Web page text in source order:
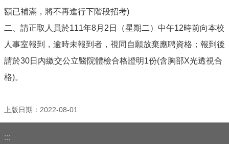
教
處
各
位
最
消
告
額已補滿，將不再進行下階段招考)
二、請正取人員於111年8月2日（星期二）中午12時前向本校
人事室報到，逾時未報到者，視同自願放棄應聘資格；報到後
請於30日內繳交公立醫院體檢合格證明1份(含胸部X光透視合
格)。
上版日期：2022-08-01
:::